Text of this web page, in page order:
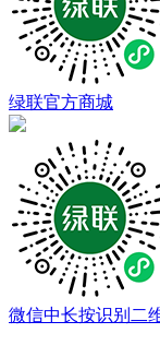
绿联官方商城
微信中长按识别二